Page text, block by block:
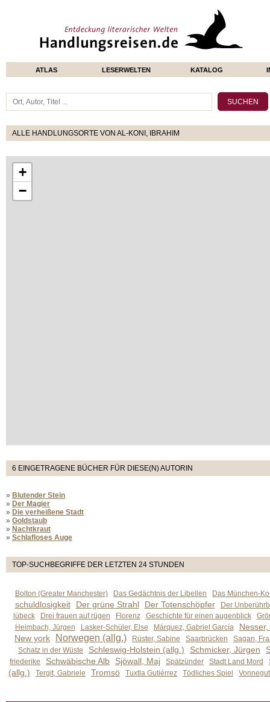
ATLAS LESERWELTEN KATALOG
ALLE HANDLUNGSORTE VON AL-KONI, IBRAHIM
+
−
6 EINGETRAGENE BÜCHER FÜR DIESE(N) AUTORIN
» Blutender Stein
» Der Magier
» Die verheißene Stadt
» Goldstaub
» Nachtkraut
» Schlafloses Auge
TOP-SUCHBEGRIFFE DER LETZTEN 24 STUNDEN
Bolton (Greater Manchester) Das Gedächtnis der Libellen Das München-
schuldlosigkeit Der grüne Strahl Der Totenschöpfer
Der
lübeck
Drei frauen auf rügen Florenz Geschichte für einen augenblick
Heimbach, Jürgen
Lasker-Schüler, Else Márquez, Gabriel García
New york
Norwegen (allg.) Rüster, Sabine Saarbrücken
Sagan,
Schatz in der Wüste
Schleswig-Holstein (allg.) Schmicker, Jürgen
friederike Schwäbische Alb Sjöwall, Maj Spätzünder Stadt Land Mord
(allg.) Tergit, Gabriele Tromsö Tuxtla Gutiérrez Tödliches Spiel